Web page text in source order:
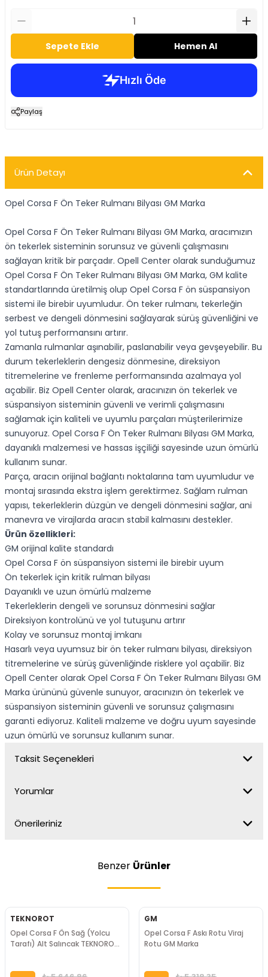
Sepete Ekle Hemen Al
Paylaş
Ürün Detayı
Opel Corsa F Ön Teker Rulmanı Bilyası GM Marka
Opel Corsa F Ön Teker Rulmanı Bilyası GM Marka, aracımızın
ön tekerlek sisteminin sorunsuz ve güvenli çalışmasını
sağlayan kritik bir parçadır. Opell Center olarak sunduğumuz
Opel Corsa F Ön Teker Rulmanı Bilyası GM Marka, GM kalite
standartlarında üretilmiş olup Opel Corsa F ön süspansiyon
sistemi ile birebir uyumludur. Ön teker rulmanı, tekerleğin
serbest ve dengeli dönmesini sağlayarak sürüş güvenliğini ve
yol tutuş performansını artırır.
Zamanla rulmanlar aşınabilir, paslanabilir veya gevşeyebilir. Bu
durum tekerleklerin dengesiz dönmesine, direksiyon
titremelerine ve frenleme performansında azalmaya yol
açabilir. Biz Opell Center olarak, aracınızın ön tekerlek ve
süspansiyon sisteminin güvenli ve verimli çalışmasını
sağlamak için kaliteli ve uyumlu parçaları müşterilerimize
sunuyoruz. Opel Corsa F Ön Teker Rulmanı Bilyası GM Marka,
dayanıklı malzemesi ve hassas işçiliği sayesinde uzun ömürlü
kullanım sunar.
Parça, aracın orijinal bağlantı noktalarına tam uyumludur ve
montaj sırasında ekstra işlem gerektirmez. Sağlam rulman
yapısı, tekerleklerin düzgün ve dengeli dönmesini sağlar, ani
manevra ve virajlarda aracın stabil kalmasını destekler.
Ürün özellikleri:
GM orijinal kalite standardı
Opel Corsa F ön süspansiyon sistemi ile birebir uyum
Ön tekerlek için kritik rulman bilyası
Dayanıklı ve uzun ömürlü malzeme
Tekerleklerin dengeli ve sorunsuz dönmesini sağlar
Direksiyon kontrolünü ve yol tutuşunu artırır
Kolay ve sorunsuz montaj imkanı
Hasarlı veya uyumsuz bir ön teker rulmanı bilyası, direksiyon
titremelerine ve sürüş güvenliğinde risklere yol açabilir. Biz
Opell Center olarak Opel Corsa F Ön Teker Rulmanı Bilyası GM
Marka ürününü güvenle sunuyor, aracınızın ön tekerlek ve
süspansiyon sisteminin güvenli ve sorunsuz çalışmasını
garanti ediyoruz. Kaliteli malzeme ve doğru uyum sayesinde
uzun ömürlü ve sorunsuz kullanım sunar.
Taksit Seçenekleri
Yorumlar
Önerileriniz
Benzer Ürünler
TEKNOROT
Opel Corsa F Ön Sağ (Yolcu
Tarafı) Alt Salıncak TEKNOROT
GM
Opel Corsa F Askı Rotu Viraj
Rotu GM Marka